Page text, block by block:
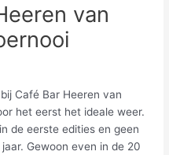
van
Café Bar Heeren van
het eerst het ideale weer.
de eerste edities en geen
Gewoon even in de 20